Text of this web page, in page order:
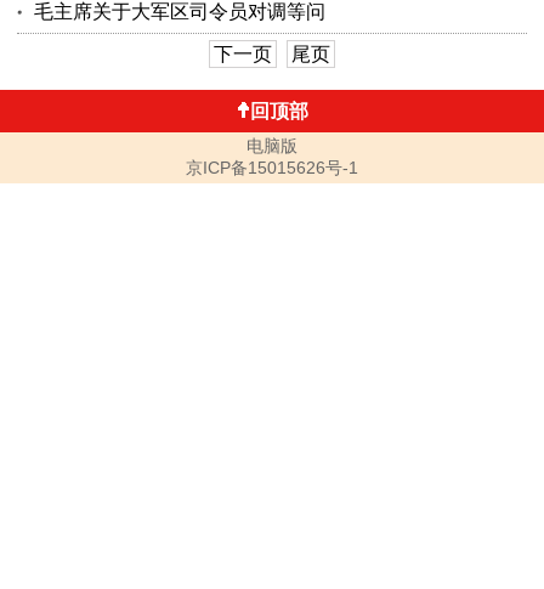
毛主席关于大军区司令员对调等问
下一页 尾页
回顶部
电脑版
京ICP备15015626号-1